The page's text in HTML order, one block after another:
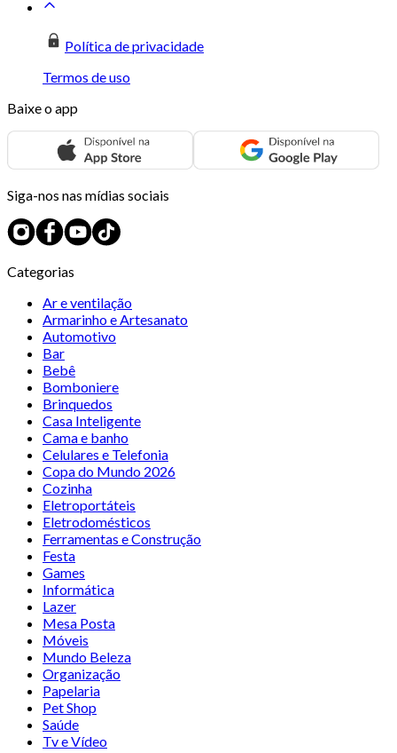
Política de privacidade
Termos de uso
Baixe o app
Siga-nos nas mídias sociais
Categorias
Ar e ventilação
Armarinho e Artesanato
Automotivo
Bar
Bebê
Bomboniere
Brinquedos
Casa Inteligente
Cama e banho
Celulares e Telefonia
Copa do Mundo 2026
Cozinha
Eletroportáteis
Eletrodomésticos
Ferramentas e Construção
Festa
Games
Informática
Lazer
Mesa Posta
Móveis
Mundo Beleza
Organização
Papelaria
Pet Shop
Saúde
Tv e Vídeo